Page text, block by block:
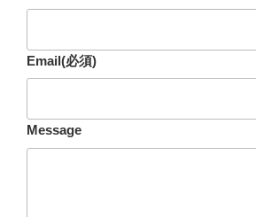
Email(必須)
Message